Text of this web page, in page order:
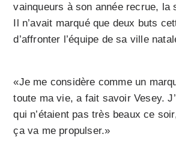
vainqueurs à son année recrue, la
Il n’avait marqué que deux buts
d’affronter l’équipe de sa ville
«Je me considère comme un
toute ma vie, a fait savoir Vesey.
qui n’étaient pas très beaux ce
ça va me propulser.»